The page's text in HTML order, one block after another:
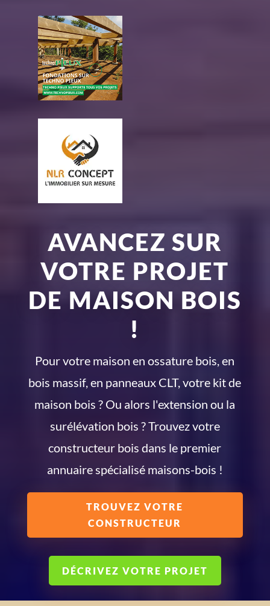
AVANCEZ SUR
VOTRE PROJET
DE MAISON BOIS
!
Pour votre maison en ossature bois, en
bois massif, en panneaux CLT, votre kit de
maison bois ? Ou alors l'extension ou la
surélévation bois ? Trouvez votre
constructeur bois dans le premier
annuaire spécialisé maisons-bois !
TROUVEZ VOTRE
CONSTRUCTEUR
DÉCRIVEZ VOTRE PROJET